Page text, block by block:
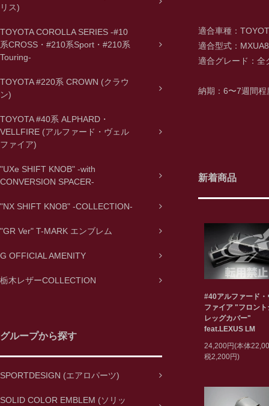
リス)
TOYOTA COROLLA SERIES -#10
系CROSS・#210系Sport・#210系
Touring-
TOYOTA #220系 CROWN (クラウ
ン)
TOYOTA #40系 ALPHARD・
VELLFIRE (アルファード・ヴェル
ファイア)
"UXe SHIFT KNOB" -with
CONVERSION SPACER-
"NX SHIFT KNOB" -COLLECTION-
"GR Ver" T-MARK エンブレム
G OFFICIAL AMENITY
栃木レザーCOLLECTION
グループから探す
SPORTDESIGN (エアロパーツ)
SOLID COLOR EMBLEM (ソリッ
適合車種：
適合型式：
適合グレード：全
納期：6〜7週間程
新着商品
#40アルファード・
ファイア "フロント
レッグカバー"
feat.LEXUS LM
24,200円(本体
税2,200円)